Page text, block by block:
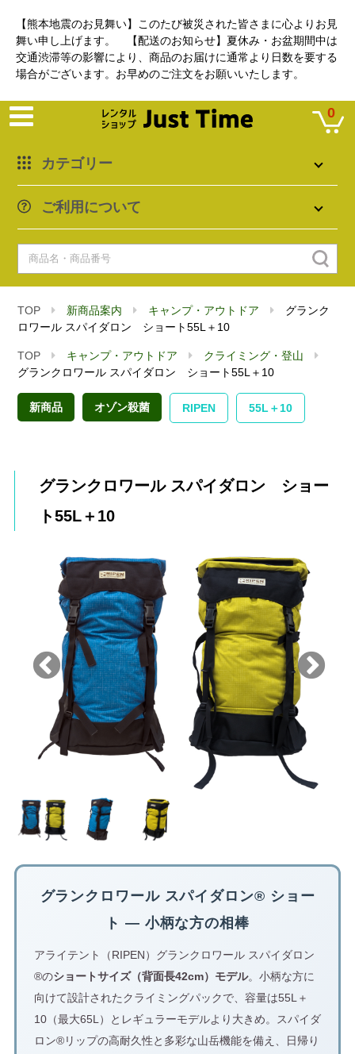
【熊本地震のお見舞い】このたび被災された皆さまに心よりお見
舞い申し上げます。 【配送のお知らせ】夏休み・お盆期間中は
交通渋滞等の影響により、商品のお届けに通常より日数を要する
場合がございます。お早めのご注文をお願いいたします。
カテゴリー
ご利用について
0
TOP 新商品案内 キャンプ・アウトドア
グランク
ロワール スパイダロン ショート55L＋10
TOP キャンプ・アウトドア
クライミング・登山
グランクロワール スパイダロン ショート55L＋10
新商品 オゾン殺菌 RIPEN 55L＋10
グランクロワール スパイダロン ショー
ト55L＋10
グランクロワール スパイダロン® ショー
ト — 小柄な方の相棒
アライテント（RIPEN）グランクロワール スパイダロン
®のショートサイズ（背面長42cm）モデル。小柄な方に
向けて設計されたクライミングパックで、容量は55L＋
10（最大65L）とレギュラーモデルより大きめ。スパイダ
ロン®リップの高耐久性と多彩な山岳機能を備え、日帰り